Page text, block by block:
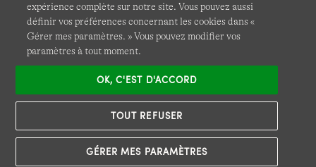
Ce site Internet est protégé par reCAPTCHA.La politique de
confidentialitéetles conditions d'utilisationde Google
s'appliquent.
© COPYRIGHTLANDS' END EUROPE
expérience complète sur notre site. Vous pouvez aussi
définir vos préférences concernant les cookies dans «
Gérer mes paramètres. » Vous pouvez modifier vos
paramètres à tout moment.
GÉRER MES PARAMÈTRES
TOUT REFUSER
OK, C'EST D'ACCORD